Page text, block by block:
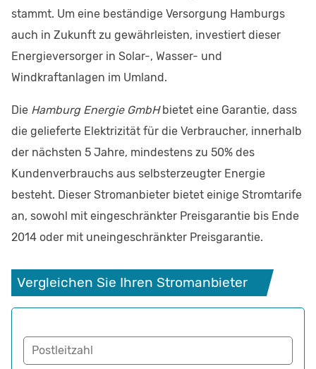
stammt. Um eine beständige Versorgung Hamburgs
auch in Zukunft zu gewährleisten, investiert dieser
Energieversorger in Solar-, Wasser- und
Windkraftanlagen im Umland.
Die Hamburg Energie GmbHbietet eine Garantie, dass
die gelieferte Elektrizität für die Verbraucher, innerhalb
der nächsten 5 Jahre, mindestens zu 50% des
Kundenverbrauchs aus selbsterzeugter Energie
besteht. Dieser Stromanbieter bietet einige Stromtarife
an, sowohl mit eingeschränkter Preisgarantie bis Ende
2014 oder mit uneingeschränkter Preisgarantie.
Vergleichen Sie Ihren Stromanbieter
Postleitzahl